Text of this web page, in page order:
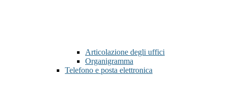
Articolazione degli uffici
Organigramma
Telefono e posta elettronica